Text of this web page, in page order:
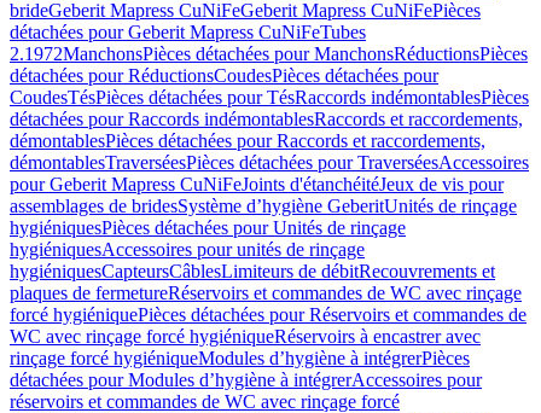
brideGeberit Mapress CuNiFeGeberit Mapress CuNiFePièces
détachées pour Geberit Mapress CuNiFeTubes
2.1972ManchonsPièces détachées pour ManchonsRéductionsPièces
détachées pour RéductionsCoudesPièces détachées pour
CoudesTésPièces détachées pour TésRaccords indémontablesPièces
détachées pour Raccords indémontablesRaccords et raccordements,
démontablesPièces détachées pour Raccords et raccordements,
démontablesTraverséesPièces détachées pour TraverséesAccessoires
pour Geberit Mapress CuNiFeJoints d'étanchéitéJeux de vis pour
assemblages de bridesSystème d’hygiène GeberitUnités de rinçage
hygiéniquesPièces détachées pour Unités de rinçage
hygiéniquesAccessoires pour unités de rinçage
hygiéniquesCapteursCâblesLimiteurs de débitRecouvrements et
plaques de fermetureRéservoirs et commandes de WC avec rinçage
forcé hygiéniquePièces détachées pour Réservoirs et commandes de
WC avec rinçage forcé hygiéniqueRéservoirs à encastrer avec
rinçage forcé hygiéniqueModules d’hygiène à intégrerPièces
détachées pour Modules d’hygiène à intégrerAccessoires pour
réservoirs et commandes de WC avec rinçage forcé